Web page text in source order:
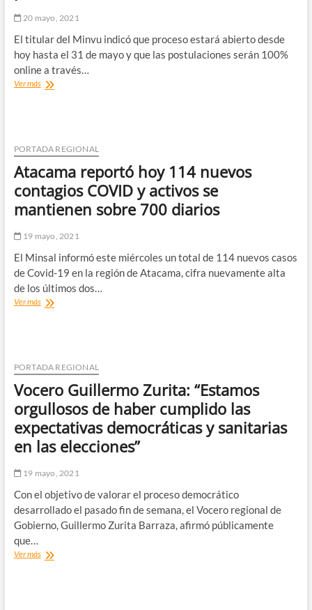
20 mayo, 2021
El titular del Minvu indicó que proceso estará abierto desde
hoy hasta el 31 de mayo y que las postulaciones serán 100%
online a través…
Ver másMinistro
de
proceso
de
postulación
a
Subsidio
la
Media
PORTADA REGIONAL
Atacama reportó hoy 114 nuevos
contagios COVID y activos se
mantienen sobre 700 diarios
19 mayo, 2021
El Minsal informó este miércoles un total de 114 nuevos casos
de Covid-19 en la región de Atacama, cifra nuevamente alta
de los últimos dos…
Ver másAtacama
contagios
COVID
y
activos
se
mantienen
700
PORTADA REGIONAL
Vocero Guillermo Zurita: “Estamos
orgullosos de haber cumplido las
expectativas democráticas y sanitarias
en las elecciones”
19 mayo, 2021
Con el objetivo de valorar el proceso democrático
desarrollado el pasado fin de semana, el Vocero regional de
Gobierno, Guillermo Zurita Barraza, afirmó públicamente
que…
Ver másVocero